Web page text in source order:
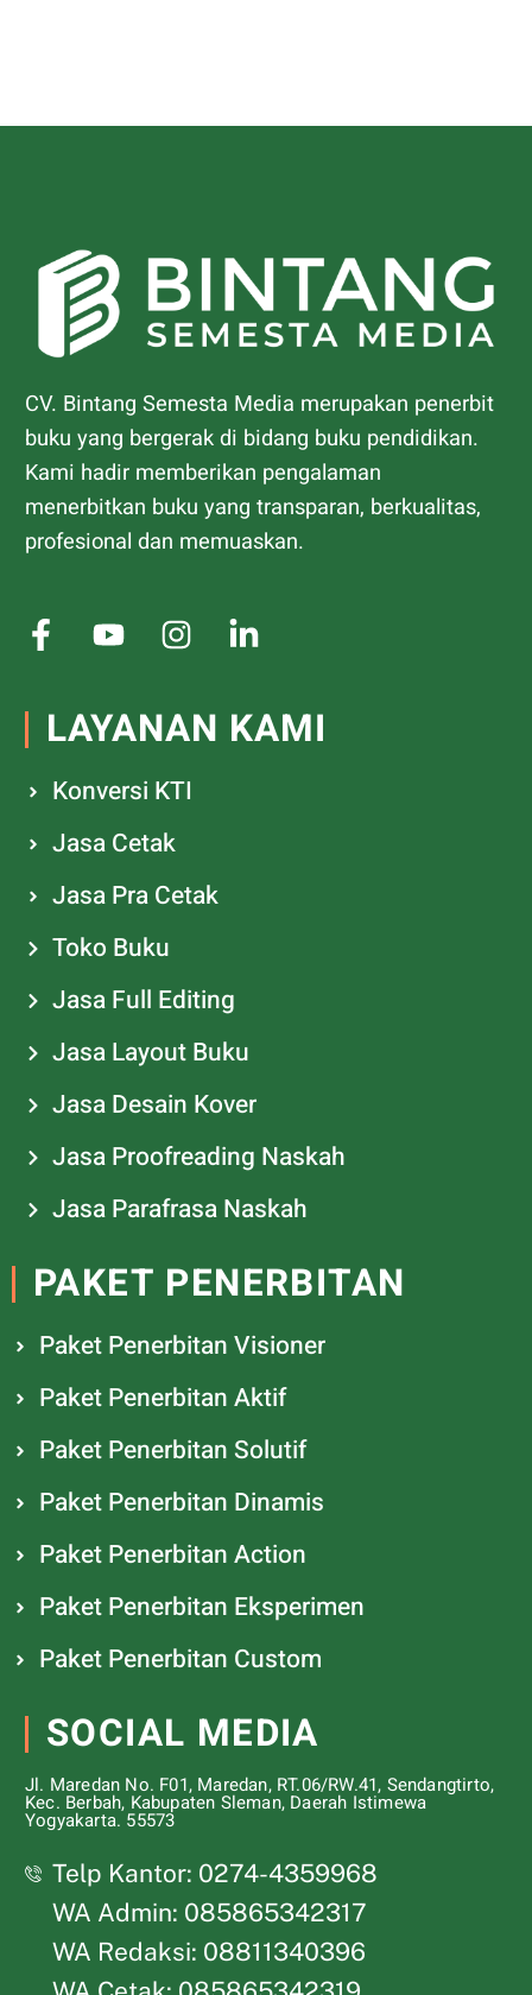
CV. Bintang Semesta Media merupakan penerbit
buku yang bergerak di bidang buku pendidikan.
Kami hadir memberikan pengalaman
menerbitkan buku yang transparan, berkualitas,
profesional dan memuaskan.
LAYANAN KAMI
Konversi KTI
Jasa Cetak
Jasa Pra Cetak
Toko Buku
Jasa Full Editing
Jasa Layout Buku
Jasa Desain Kover
Jasa Proofreading Naskah
Jasa Parafrasa Naskah
PAKET PENERBITAN
Paket Penerbitan Visioner
Paket Penerbitan Aktif
Paket Penerbitan Solutif
Paket Penerbitan Dinamis
Paket Penerbitan Action
Paket Penerbitan Eksperimen
Paket Penerbitan Custom
SOCIAL MEDIA
Jl. Maredan No. F01, Maredan, RT.06/RW.41, Sendangtirto,
Kec. Berbah, Kabupaten Sleman, Daerah Istimewa
Yogyakarta. 55573
Telp Kantor: 0274-4359968
WA Admin: 085865342317
WA Redaksi: 08811340396